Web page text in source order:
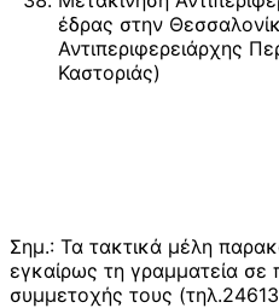
έδρας στην
Αντιπεριφερειάρχης
Καστοριάς)
Σημ.: Τα τακτικά μέλη
εγκαίρως τη γραμματεία
συμμετοχής τους